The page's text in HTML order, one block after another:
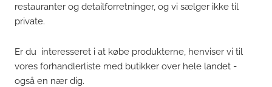
restauranter og detailforretninger, og vi sælger ikke til
private.
Er du interesseret i at købe produkterne, henviser vi til
vores forhandlerliste med butikker over hele landet -
også en nær dig.